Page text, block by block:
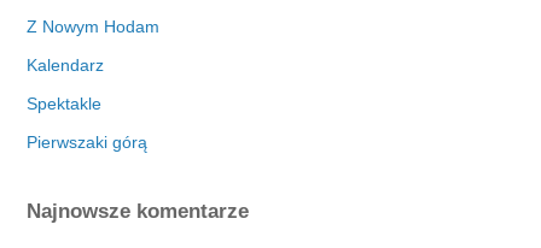
Z Nowym Hodam
Kalendarz
Spektakle
Pierwszaki górą
Najnowsze komentarze